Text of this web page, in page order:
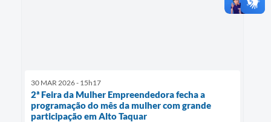
30 MAR 2026 - 15h17
2ª Feira da Mulher Empreendedora fecha a
programação do mês da mulher com grande
participação em Alto Taquar